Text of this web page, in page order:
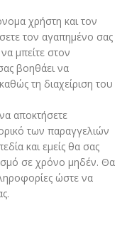
χρήστη και τον
τον αγαπημένο σας
μπείτε στον
βοηθάει να
τη διαχείριση του
αποκτήσετε
των παραγγελιών
και εμείς θα σας
σε χρόνο μηδέν. Θα
ώστε να